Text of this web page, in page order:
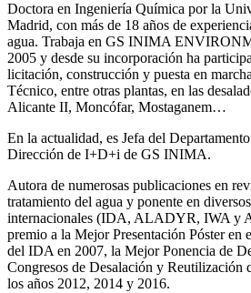
Doctora en Ingeniería Química por la
Madrid, con más de 18 años de
agua. Trabaja en GS INIMA
2005 y desde su incorporación ha
licitación, construcción y puesta en
Técnico, entre otras plantas, en las
Alicante II, Moncófar, Mostaganem…
En la actualidad, es Jefa del
Dirección de I+D+i de GS INIMA.
Autora de numerosas publicaciones en
tratamiento del agua y ponente en
internacionales (IDA, ALADYR, IWA y
premio a la Mejor Presentación Póster en
del IDA en 2007, la Mejor Ponencia de
Congresos de Desalación y Reutilización
los años 2012, 2014 y 2016.